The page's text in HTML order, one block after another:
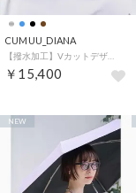
CUMUU_DIANA
￥15,400
NEW